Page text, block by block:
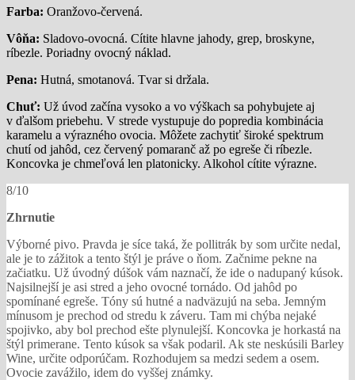
Farba: Oranžovo-červená.
Vôňa: Sladovo-ovocná. Cítite hlavne jahody, grep, broskyne,
ríbezle. Poriadny ovocný náklad.
Pena: Hutná, smotanová. Tvar si držala.
Chuť: Už úvod začína vysoko a vo výškach sa pohybujete aj
v ďalšom priebehu. V strede vystupuje do popredia kombinácia
karamelu a výrazného ovocia. Môžete zachytiť široké spektrum
chutí od jahôd, cez červený pomaranč až po egreše či ríbezle.
Koncovka je chmeľová len platonicky. Alkohol cítite výrazne.
8/10
Zhrnutie
Výborné pivo. Pravda je síce taká, že pollitrák by som určite nedal,
ale je to zážitok a tento štýl je práve o ňom. Začnime pekne na
začiatku. Už úvodný dúšok vám naznačí, že ide o nadupaný kúsok.
Najsilnejší je asi stred a jeho ovocné tornádo. Od jahôd po
spomínané egreše. Tóny sú hutné a nadväzujú na seba. Jemným
mínusom je prechod od stredu k záveru. Tam mi chýba nejaké
spojivko, aby bol prechod ešte plynulejší. Koncovka je horkastá na
štýl primerane. Tento kúsok sa však podaril. Ak ste neskúsili Barley
Wine, určite odporúčam. Rozhodujem sa medzi sedem a osem.
Ovocie zavážilo, idem do vyššej známky.